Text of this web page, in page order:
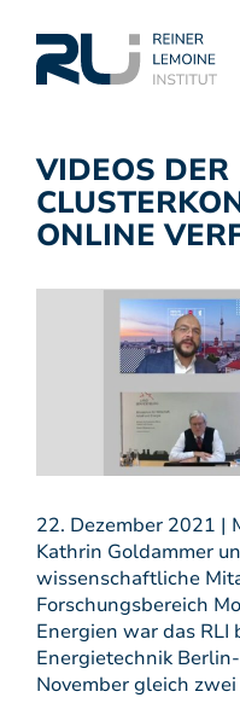
VIDEOS DER
ONLINE
22. Dezember 2021 |
Kathrin Goldammer
wissenschaftliche
Forschungsbereich
Energien war das
Energietechnik
November gleich